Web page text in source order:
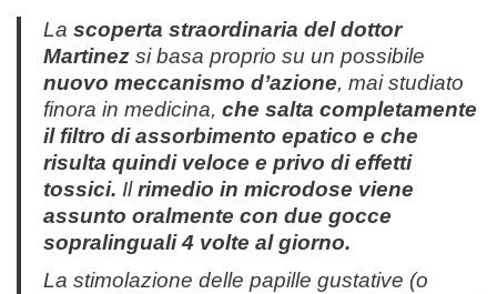
La scoperta straordinaria del dottor
Martinez si basa proprio su un possibile
nuovo meccanismo d’azione, mai studiato
finora in medicina, che salta completamente
il filtro di assorbimento epatico e che
risulta quindi veloce e privo di effetti
tossici. Ilrimedio in microdose viene
assunto oralmente con due gocce
sopralinguali 4 volte al giorno.
La stimolazione delle papille gustative (o